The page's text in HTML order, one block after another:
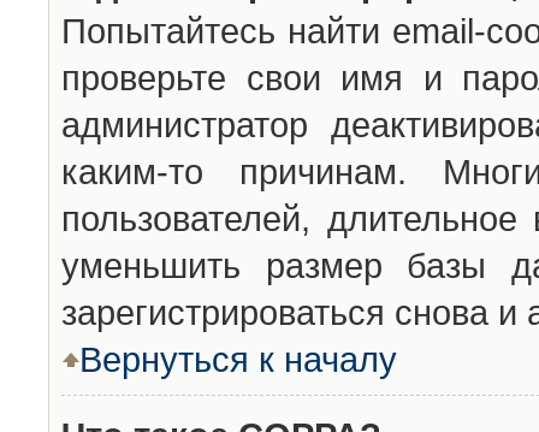
Попытайтесь найти email-
проверьте свои имя и
администратор
каким-то причинам.
пользователей,
уменьшить размер базы
зарегистрироваться снова и
Вернуться к началу